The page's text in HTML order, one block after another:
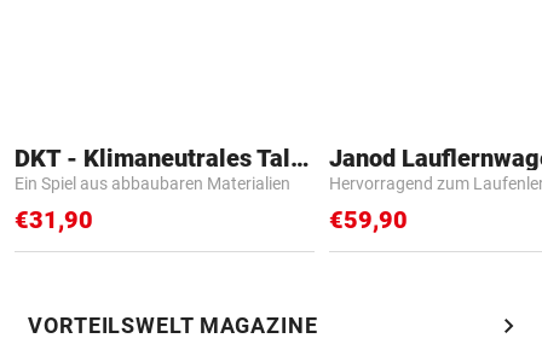
DKT - Klimaneutrales Talent
Ein Spiel aus abbaubaren Materialien
€31,90
Janod
Hervorragend zum
€59,90
VORTEILSWELT MAGAZINE chevron_right